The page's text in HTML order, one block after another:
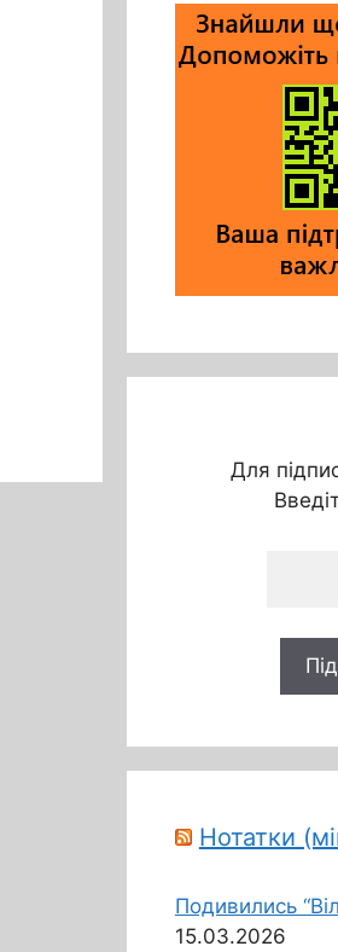
Для
Нотатки
Подивились
15.03.2026